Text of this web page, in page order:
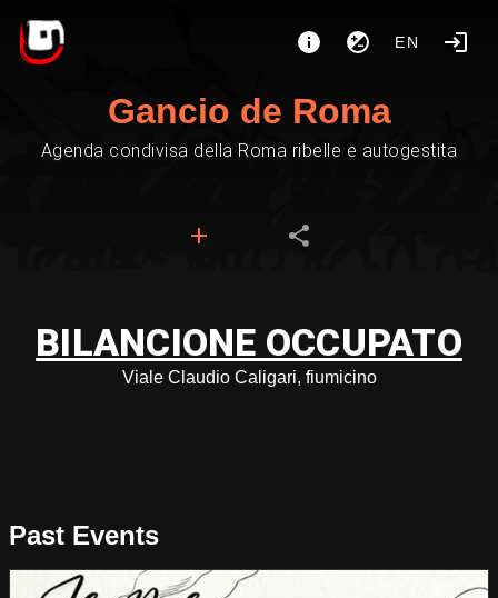
EN
Gancio de Roma
Agenda condivisa della Roma ribelle e autogestita
BILANCIONE OCCUPATO
Viale Claudio Caligari, fiumicino
Past Events